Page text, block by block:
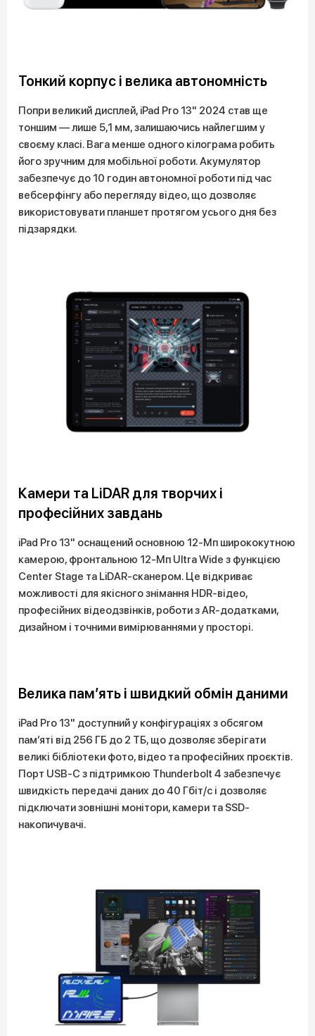
Тонкий корпус і велика автономність
Попри великий дисплей, iPad Pro 13" 2024 став ще
тоншим — лише 5,1 мм, залишаючись найлегшим у
своєму класі. Вага менше одного кілограма робить
його зручним для мобільної роботи. Акумулятор
забезпечує до 10 годин автономної роботи під час
вебсерфінгу або перегляду відео, що дозволяє
використовувати планшет протягом усього дня без
підзарядки.
Камери та LiDAR для творчих і
професійних завдань
iPad Pro 13" оснащений основною 12-Мп ширококутною
камерою, фронтальною 12-Мп Ultra Wide з функцією
Center Stage та LiDAR-сканером. Це відкриває
можливості для якісного знімання HDR-відео,
професійних відеодзвінків, роботи з AR-додатками,
дизайном і точними вимірюваннями у просторі.
Велика пам’ять і швидкий обмін даними
iPad Pro 13" доступний у конфігураціях з обсягом
пам’яті від 256 ГБ до 2 ТБ, що дозволяє зберігати
великі бібліотеки фото, відео та професійних проєктів.
Порт USB-C з підтримкою Thunderbolt 4 забезпечує
швидкість передачі даних до 40 Гбіт/с і дозволяє
підключати зовнішні монітори, камери та SSD-
накопичувачі.